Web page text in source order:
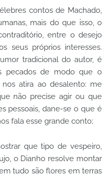
contos de Machado,
mais do que isso, o
entre o desejo
seus próprios interesses.
tradicional do autor, é
pecados de modo que o
atira ao desalento: me
não precise agir ou que
pessoais, dane-se o que é
fala esse grande conto;
que tipo de vespeiro,
o Dianho resolve montar
tudo são flores em terras